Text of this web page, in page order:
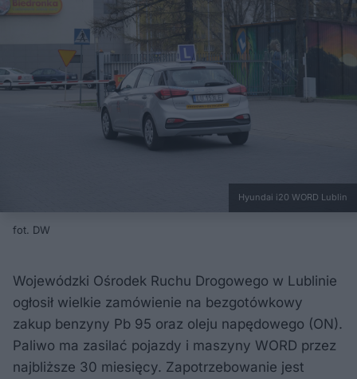
Hyundai i20 WORD Lublin
fot. DW
Wojewódzki Ośrodek Ruchu Drogowego w Lublinie
ogłosił wielkie zamówienie na bezgotówkowy
zakup benzyny Pb 95 oraz oleju napędowego (ON).
Paliwo ma zasilać pojazdy i maszyny WORD przez
najbliższe 30 miesięcy. Zapotrzebowanie jest